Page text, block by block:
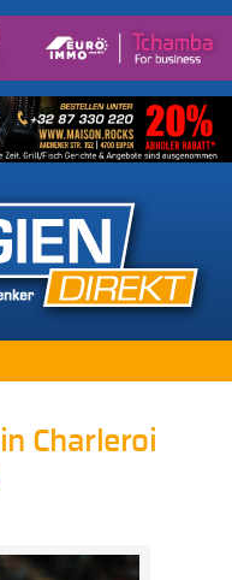
Charleroi